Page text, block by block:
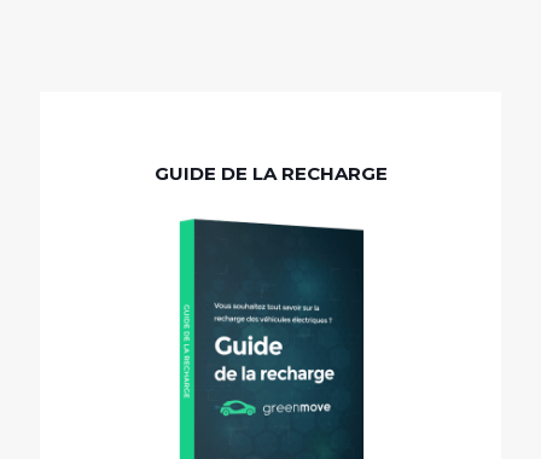
GUIDE DE LA RECHARGE